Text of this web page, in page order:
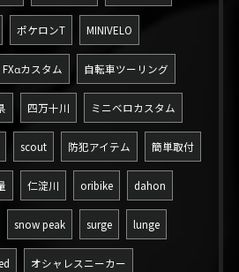
ポケロンT MINIVELO
カスタム 自転車ツーリング
四万十川 ミニベロカスタム
scout 防犯アイテム 簡単取付
仁淀川 oribike dahon
snow peak surge lunge
オシャレスニーカー